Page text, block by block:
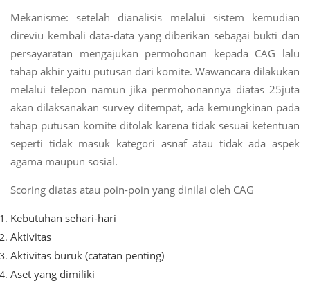
Mekanisme: setelah dianalisis melalui sistem kemudian
direviu kembali data-data yang diberikan sebagai bukti dan
persayaratan mengajukan permohonan kepada CAG lalu
tahap akhir yaitu putusan dari komite. Wawancara dilakukan
melalui telepon namun jika permohonannya diatas 25juta
akan dilaksanakan survey ditempat, ada kemungkinan pada
tahap putusan komite ditolak karena tidak sesuai ketentuan
seperti tidak masuk kategori asnaf atau tidak ada aspek
agama maupun sosial.
Scoring diatas atau poin-poin yang dinilai oleh CAG
Kebutuhan sehari-hari
Aktivitas
Aktivitas buruk (catatan penting)
Aset yang dimiliki